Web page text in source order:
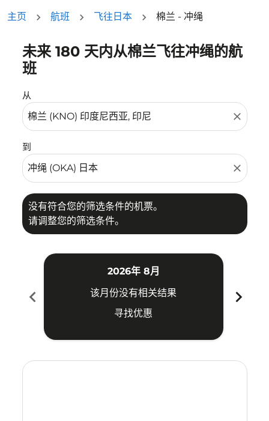
主页 航班 飞往日本 棉兰 - 冲绳
未来 180 天内从棉兰飞往冲绳的航
班
从
close
到
close
没有符合您的筛选条件的机票。
请调整您的筛选条件。
没有符合您的筛选条件的机票。请调整您的筛选条件。
chevron_left
2026年 8月
该月份没有相关结果
寻找优惠
chevron_right